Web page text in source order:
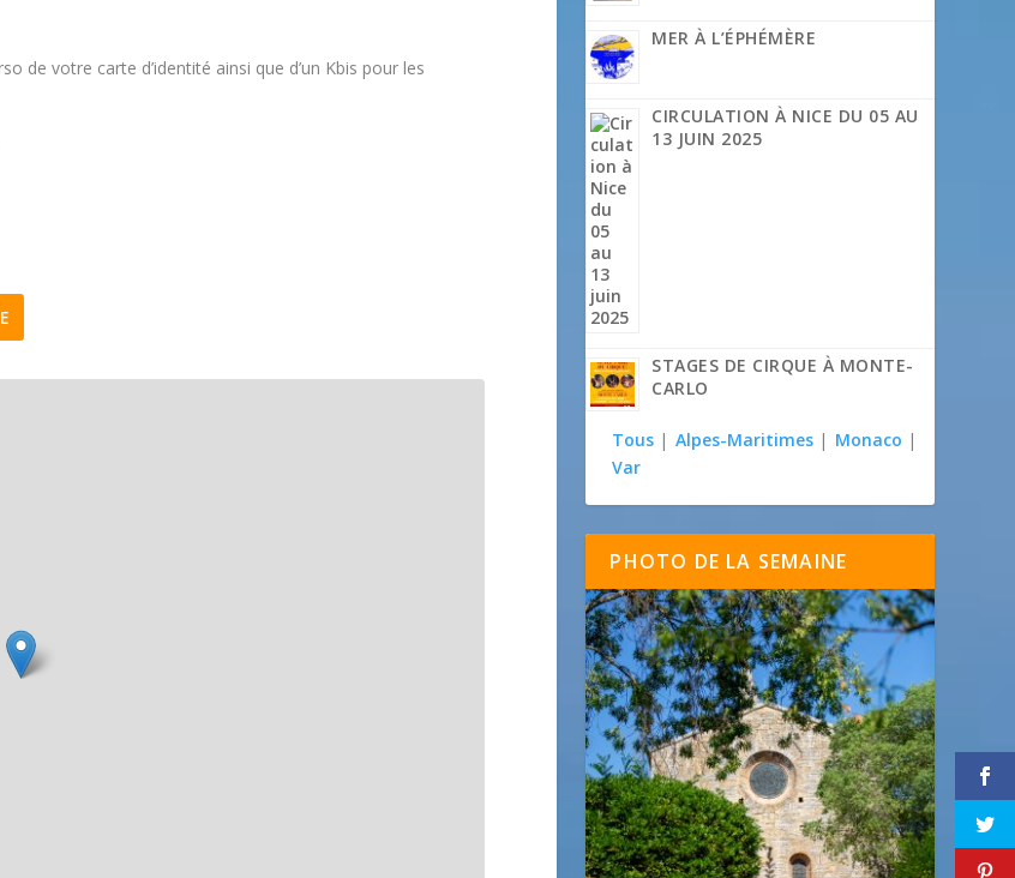
de votre carte d’identité ainsi que d’un Kbis pour les
MER À L’ÉPHÉMÈRE
CIRCULATION À NICE DU 05 AU
13 JUIN 2025
STAGES DE CIRQUE À MONTE-
CARLO
Tous | Alpes-Maritimes | Monaco |
Var
PHOTO DE LA SEMAINE